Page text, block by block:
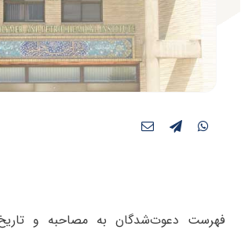
فهرست دعوت‌شدگان به مصاحبه و تاریخ